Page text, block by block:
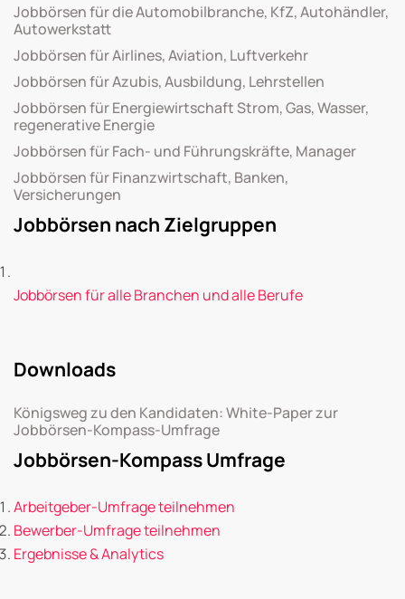
Jobbörsen für die Automobilbranche, KfZ, Autohändler,
Autowerkstatt
Jobbörsen für Airlines, Aviation, Luftverkehr
Jobbörsen für Azubis, Ausbildung, Lehrstellen
Jobbörsen für Energiewirtschaft Strom, Gas, Wasser,
regenerative Energie
Jobbörsen für Fach- und Führungskräfte, Manager
Jobbörsen für Finanzwirtschaft, Banken,
Versicherungen
Jobbörsen nach Zielgruppen
Jobbörsen für alle Branchen und alle Berufe
Downloads
Königsweg zu den Kandidaten: White-Paper zur
Jobbörsen-Kompass-Umfrage
Jobbörsen-Kompass Umfrage
Arbeitgeber-Umfrage teilnehmen
Bewerber-Umfrage teilnehmen
Ergebnisse & Analytics